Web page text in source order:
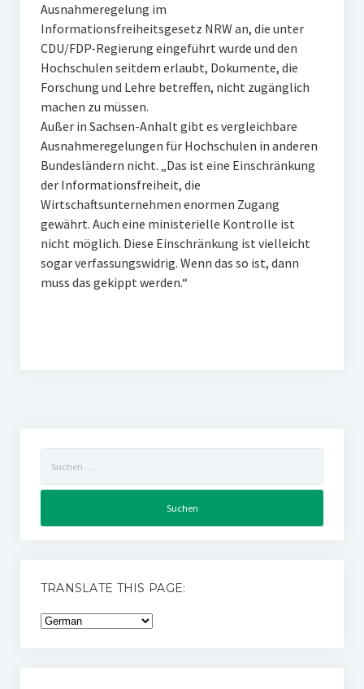
Ausnahmeregelung im
Informationsfreiheitsgesetz NRW an, die unter
CDU/FDP-Regierung eingeführt wurde und den
Hochschulen seitdem erlaubt, Dokumente, die
Forschung und Lehre betreffen, nicht zugänglich
machen zu müssen.
Außer in Sachsen-Anhalt gibt es vergleichbare
Ausnahmeregelungen für Hochschulen in anderen
Bundesländern nicht. „Das ist eine Einschränkung
der Informationsfreiheit, die
Wirtschaftsunternehmen enormen Zugang
gewährt. Auch eine ministerielle Kontrolle ist
nicht möglich. Diese Einschränkung ist vielleicht
sogar verfassungswidrig. Wenn das so ist, dann
muss das gekippt werden.“
nach:
TRANSLATE THIS PAGE: